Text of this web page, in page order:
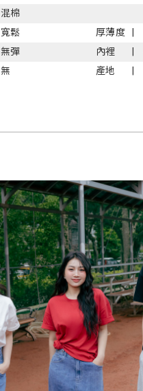
混棉
寬鬆 厚薄度
無彈 內裡
無 產地